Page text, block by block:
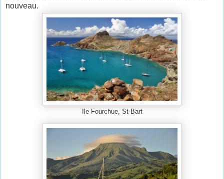
nouveau.
Ile Fourchue, St-Bart